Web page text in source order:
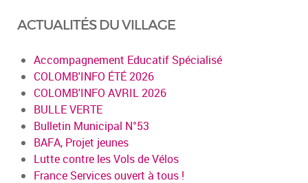
ACTUALITÉS DU VILLAGE
Accompagnement Educatif Spécialisé
COLOMB'INFO ÉTÉ 2026
COLOMB'INFO AVRIL 2026
BULLE VERTE
Bulletin Municipal N°53
BAFA, Projet jeunes
Lutte contre les Vols de Vélos
France Services ouvert à tous !